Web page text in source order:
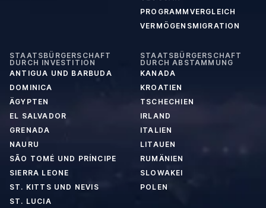
PROGRAMMVERGLEICH
VERMÖGENSMIGRATION
STAATSBÜRGERSCHAFT
DURCH INVESTITION
ANTIGUA UND BARBUDA
DOMINICA
ÄGYPTEN
EL SALVADOR
GRENADA
NAURU
SÃO TOMÉ UND PRÍNCIPE
SIERRA LEONE
ST. KITTS UND NEVIS
ST. LUCIA
STAATSBÜRGERSCHAFT
DURCH ABSTAMMUNG
KANADA
KROATIEN
TSCHECHIEN
IRLAND
ITALIEN
LITAUEN
RUMÄNIEN
SLOWAKEI
POLEN